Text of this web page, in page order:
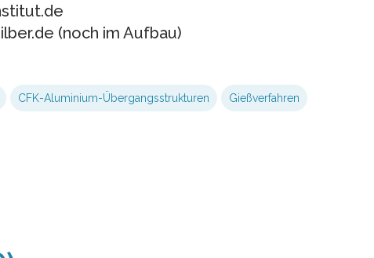
(noch im Aufbau)
CFK-Aluminium-Übergangsstrukturen Gießverfahren